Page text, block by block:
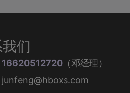
们
16620512720 （邓经理）
junfeng@hboxs.com